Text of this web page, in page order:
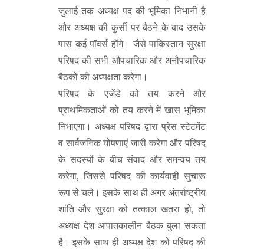
जुलाई तक अध्यक्ष पद की भूमिका निभानी है
और अध्यक्ष की कुर्सी पर बैठने के बाद उसके
पास कई पॉवर्स होंगे। जैसे पाकिस्तान सुरक्षा
परिषद की सभी औपचारिक और अनौपचारिक
बैठकों की अध्यक्षता करेगा।
परिषद के एजेंडे को तय करने और
प्राथमिकताओं को तय करने में खास भूमिका
निभाएगा। अध्यक्ष परिषद द्वारा प्रेस स्टेटमेंट
व सार्वजनिक घोषणाएं जारी करेगा और परिषद
के सदस्यों के बीच संवाद और समन्वय तय
करेगा, जिससे परिषद की कार्यवाही सुचारू
रूप से चले। इसके साथ ही अगर अंतर्राष्ट्रीय
शांति और सुरक्षा को तत्काल खतरा हो, तो
अध्यक्ष देश आपातकालीन बैठक बुला सकता
है। इसके साथ ही अध्यक्ष देश को परिषद की